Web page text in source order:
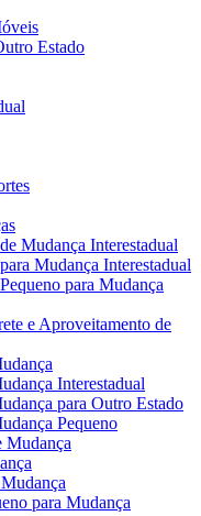
Estado
Mudança Interestadual
Mudança Interestadual
para Mudança
e Aproveitamento de
Interestadual
para Outro Estado
Pequeno
Mudança
para Mudança